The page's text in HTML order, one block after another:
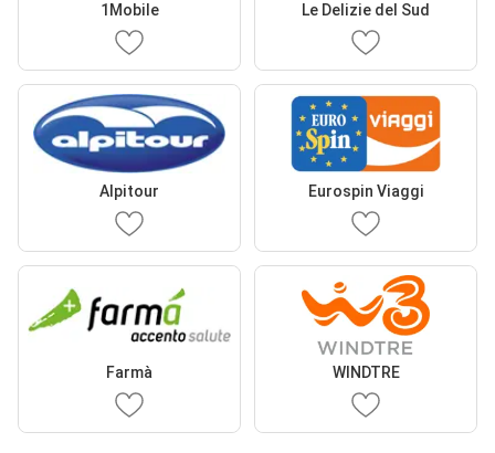
1Mobile Le Delizie del Sud
Alpitour Eurospin Viaggi
Farmà WINDTRE